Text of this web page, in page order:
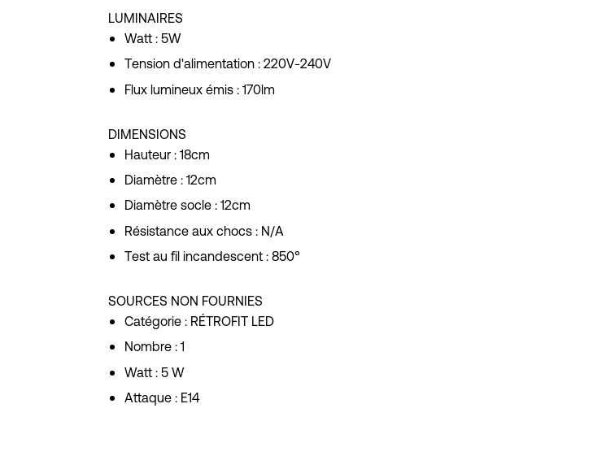
LUMINAIRES
Watt : 5W
Tension d'alimentation : 220V-240V
Flux lumineux émis : 170lm
DIMENSIONS
Hauteur : 18cm
Diamètre : 12cm
Diamètre socle : 12cm
Résistance aux chocs : N/A
Test au fil incandescent : 850°
SOURCES NON FOURNIES
Catégorie : RÉTROFIT LED
Nombre : 1
Watt : 5 W
Attaque : E14